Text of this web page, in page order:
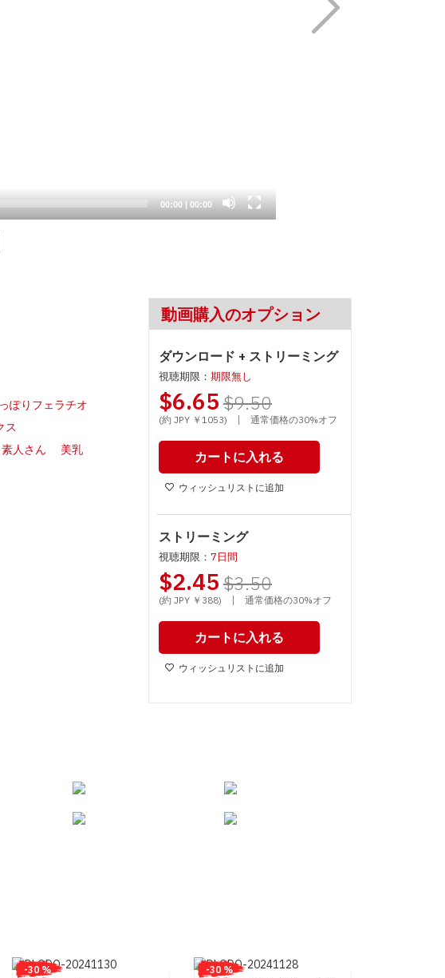
Current
00:00 | Total
00:00
ぽりフェラチオ
ス
素人さん
美乳
動画購入のオプション
ダウンロード + ストリーミング
視聴期限： 期限無し
$6.65 $9.50
(約 JPY ￥1053) | 通常価格の30%オフ
カートに入れる
ウィッシュリストに追加
ストリーミング
視聴期限： 7日間
$2.45 $3.50
(約 JPY ￥388) | 通常価格の30%オフ
カートに入れる
ウィッシュリストに追加
-30 % -30 %